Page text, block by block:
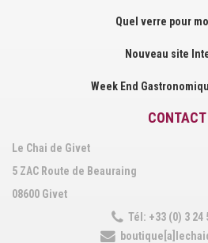
Quel verre pour
Nouveau site
Week End
CONTACT
Le Chai de Givet
5 ZAC Route de Beauraing
08600 Givet
Tél: +33 (0) 3 24